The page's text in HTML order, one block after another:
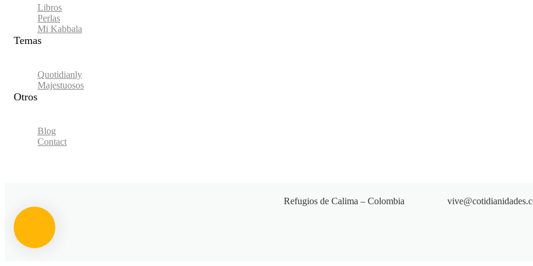
Libros
Perlas
Mi Kabbala
Temas
Quotidianly
Majestuosos
Otros
Blog
Contact
Refugios de Calima – Colombia